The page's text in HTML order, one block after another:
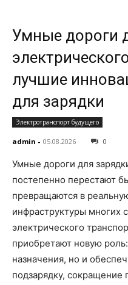
Умные дороги
лучшие
для зарядки
Электротранспорт будущего
admin - 05.08.2026 0
Умные дороги для
постепенно перестают
превращаются в
инфраструктуры многих
электрического
приобретают новую
назначения, но и
подзарядку,